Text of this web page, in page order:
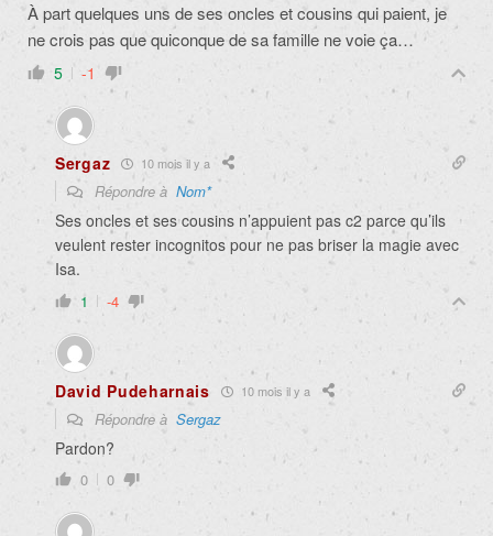
À part quelques uns de ses oncles et cousins qui paient, je
ne crois pas que quiconque de sa famille ne voie ça…
5 -1
Sergaz 10 mois il y a
Répondre à Nom*
Ses oncles et ses cousins n’appuient pas c2 parce qu’ils
veulent rester incognitos pour ne pas briser la magie avec
Isa.
1 -4
David Pudeharnais 10 mois il y a
Répondre à Sergaz
Pardon?
0 0